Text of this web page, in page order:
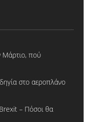
Μάρτιο, πού
στο αεροπλάνο
– Πόσοι θα